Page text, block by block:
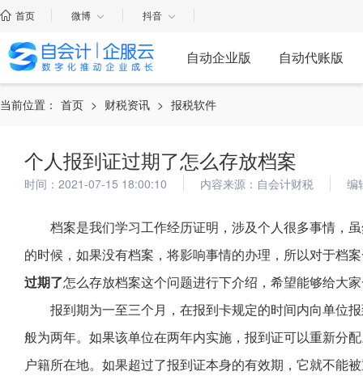
首页 微博 抖音
自动企业版 自动代账版
当前位置： 首页 > 财税资讯 > 报税软件
个人报到证过期了怎么存放档案
时间：2021-07-15 18:00:10 内容来源：自会计财税 编
档案是我们学习工作经历证明，涉及个人很多事情，
的时候，如果没有档案，将影响事情的办理，所以对于档
过期了怎么存放档案这个问题进行下介绍，希望能够给大
报到期为一至三个月，在报到卡规定的时间内向单位
般为两年。如果该单位在两年内实施，报到证可以重新分
户籍所在地。如果超过了报到证本身的有效期，它就不能